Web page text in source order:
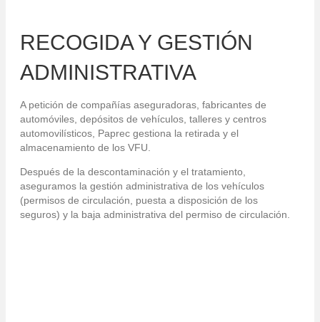
RECOGIDA Y GESTIÓN
ADMINISTRATIVA
A petición de compañías aseguradoras, fabricantes de
automóviles, depósitos de vehículos, talleres y centros
automovilísticos, Paprec gestiona la retirada y el
almacenamiento de los VFU.
Después de la descontaminación y el tratamiento,
aseguramos la gestión administrativa de los vehículos
(permisos de circulación, puesta a disposición de los
seguros) y la baja administrativa del permiso de circulación.